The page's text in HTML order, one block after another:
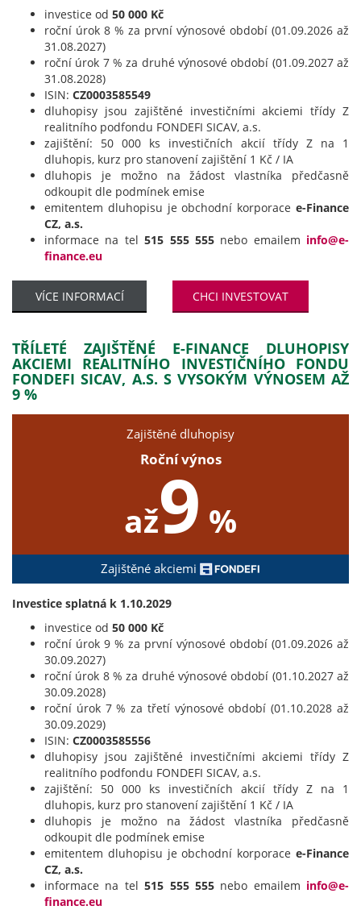
investice od 50 000 Kč
roční úrok 8 % za první výnosové období (01.09.2026 až
31.08.2027)
roční úrok 7 % za druhé výnosové období (01.09.2027 až
31.08.2028)
ISIN: CZ0003585549
dluhopisy jsou zajištěné investičními akciemi třídy Z
realitního podfondu FONDEFI SICAV, a.s.
zajištění: 50 000 ks investičních akcií třídy Z na 1
dluhopis, kurz pro stanovení zajištění 1 Kč / IA
dluhopis je možno na žádost vlastníka předčasně
odkoupit dle podmínek emise
emitentem dluhopisu je obchodní korporace e-Finance
CZ, a.s.
informace na tel515 555 555nebo emailem info@e-
finance.eu
VÍCE INFORMACÍ CHCI INVESTOVAT
TŘÍLETÉ ZAJIŠTĚNÉ E-FINANCE DLUHOPISY
AKCIEMI REALITNÍHO INVESTIČNÍHO FONDU
FONDEFI SICAV, A.S. S VYSOKÝM VÝNOSEM AŽ
9 %
Zajištěné dluhopisy
Roční výnos
až9 %
Zajištěné akciemi
Investice splatná k 1.10.2029
investice od 50 000 Kč
roční úrok 9 % za první výnosové období (01.09.2026 až
30.09.2027)
roční úrok 8 % za druhé výnosové období (01.10.2027 až
30.09.2028)
roční úrok 7 % za třetí výnosové období (01.10.2028 až
30.09.2029)
ISIN: CZ0003585556
dluhopisy jsou zajištěné investičními akciemi třídy Z
realitního podfondu FONDEFI SICAV, a.s.
zajištění: 50 000 ks investičních akcií třídy Z na 1
dluhopis, kurz pro stanovení zajištění 1 Kč / IA
dluhopis je možno na žádost vlastníka předčasně
odkoupit dle podmínek emise
emitentem dluhopisu je obchodní korporace e-Finance
CZ, a.s.
informace na tel515 555 555nebo emailem info@e-
finance.eu